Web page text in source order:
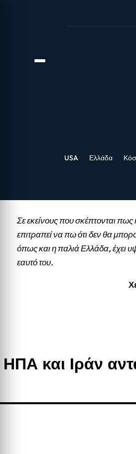
USA Ελλάδα
Σε εκείνους που σκέπτονται
επιτραπεί να πω ότι δεν θα
όπως και η παλιά Ελλάδα, έχει
εαυτό του.
ΗΠΑ και Ιράν